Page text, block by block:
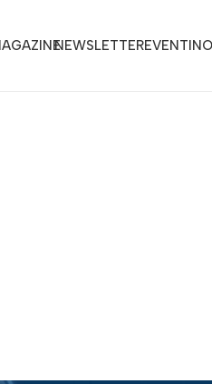
NEWSLETTEREVENTI